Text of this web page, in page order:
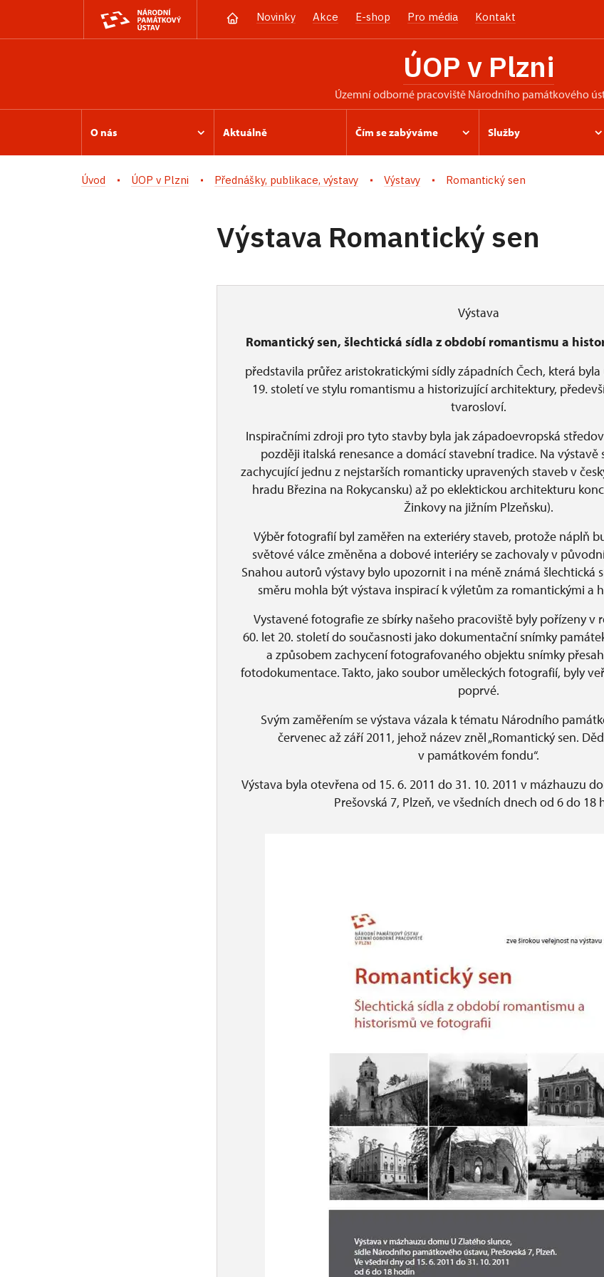
Novinky Akce E-shop Pro média Kontakt
ÚOP v Plzni
územní odborné pracoviště Národního památkového
O nás Aktuálně Čím se zabýváme Služby
Úvod ÚOP v Plzni Přednášky, publikace, výstavy Výstavy Romantický sen
Výstava Romantický sen
Výstava
Romantický sen, šlechtická sídla z období romantismu a
představila průřez aristokratickými sídly západních Čech, která
19. století ve stylu romantismu a historizující architektury,
tvarosloví.
Inspiračními zdroji pro tyto stavby byla jak západoevropská
později italská renesance a domácí stavební tradice. Na výstavě
zachycující jednu z nejstarších romanticky upravených staveb v
hradu Březina na Rokycansku) až po eklektickou architekturu
Žinkovy na jižním Plzeňsku).
Výběr fotografií byl zaměřen na exteriéry staveb, protože náplň
světové válce změněna a dobové interiéry se zachovaly v
Snahou autorů výstavy bylo upozornit i na méně známá šlechtická
směru mohla být výstava inspirací k výletům za romantickými a
Vystavené fotografie ze sbírky našeho pracoviště byly pořízeny v
60. let 20. století do současnosti jako dokumentační snímky
a způsobem zachycení fotografovaného objektu snímky
fotodokumentace. Takto, jako soubor uměleckých fotografií, byly
poprvé.
Svým zaměřením se výstava vázala k tématu Národního
červenec až září 2011, jehož název zněl „Romantický sen.
v památkovém fondu“.
Výstava byla otevřena od 15. 6. 2011 do 31. 10. 2011 v mázhauzu
Prešovská 7, Plzeň, ve všedních dnech od 6 do 18